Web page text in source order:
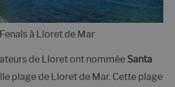
à Lloret de Mar
de Lloret ont nommée Santa
plage de Lloret de Mar. Cette plage